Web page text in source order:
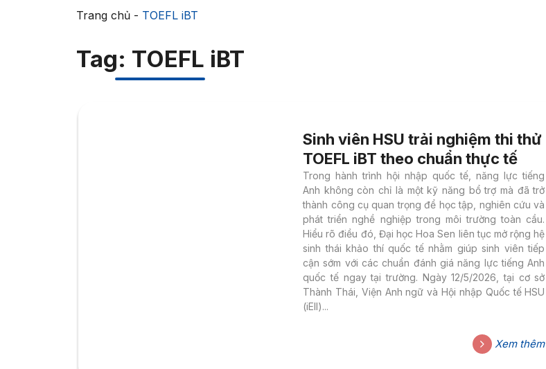
Trang chủ- TOEFL iBT
Tag: TOEFL iBT
Sinh viên HSU trải nghiệm thi thử
TOEFL iBT theo chuẩn thực tế
Trong hành trình hội nhập quốc tế, năng lực tiếng
Anh không còn chỉ là một kỹ năng bổ trợ mà đã trở
thành công cụ quan trọng để học tập, nghiên cứu và
phát triển nghề nghiệp trong môi trường toàn cầu.
Hiểu rõ điều đó, Đại học Hoa Sen liên tục mở rộng hệ
sinh thái khảo thí quốc tế nhằm giúp sinh viên tiếp
cận sớm với các chuẩn đánh giá năng lực tiếng Anh
quốc tế ngay tại trường. Ngày 12/5/2026, tại cơ sở
Thành Thái, Viện Anh ngữ và Hội nhập Quốc tế HSU
(iEII)...
Xem thêm